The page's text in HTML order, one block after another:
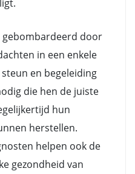
door
in een enkele
en begeleiding
die hen de juiste
hun
herstellen.
helpen ook de
gezondheid van